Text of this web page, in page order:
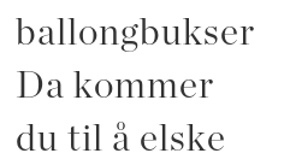
ballongbukser?
Da kommer
du til å elske